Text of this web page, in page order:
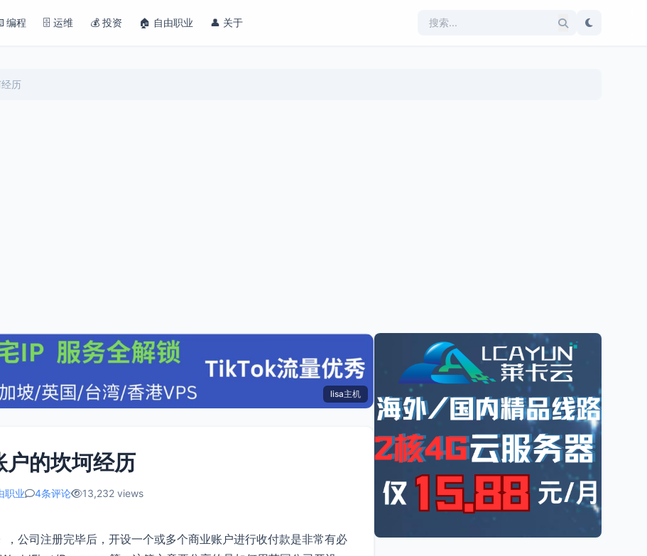
编程 🗄️ 运维 💰 投资 🏠 自由职业 👤 关于
历
lisa主机
户的坎坷经历
职业 4条评论 13,232 views
，公司注册完毕后，开设一个或多个商业账户进行收付款是非常有必